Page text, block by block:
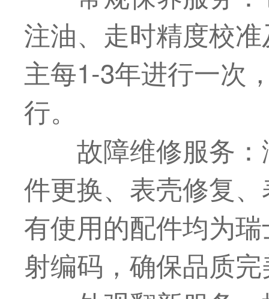
注油、走时精度校
主每1-3年进行一次
行。
故障维修服务
件更换、表壳修复
有使用的配件均为
射编码，确保品质